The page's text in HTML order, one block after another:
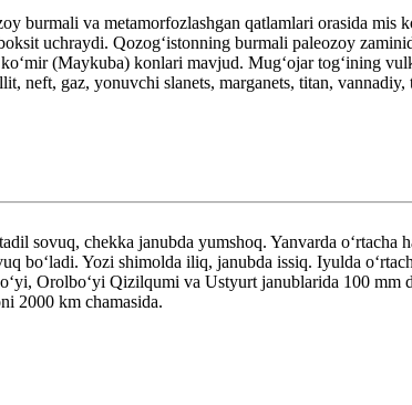
burmali va metamorfozlashgan qatlamlari orasida
uchraydi. Qozogʻistonning burmali paleozoy
(Maykuba) konlari mavjud. Mugʻojar togʻining
neft, gaz, yonuvchi slanets, marganets, titan,
sovuq, chekka janubda yumshoq. Yanvarda
boʻladi. Yozi shimolda iliq, janubda issiq. Iyulda
Orolboʻyi Qizilqumi va Ustyurt janublarida 100
2000 km chamasida.